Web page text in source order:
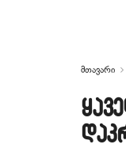
მთავარი